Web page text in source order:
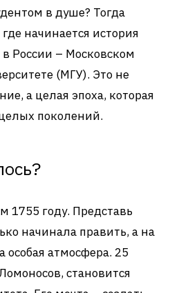
в душе? Тогда
начинается история
России – Московском
(МГУ). Это не
а целая эпоха, которая
поколений.
1755 году. Представь
начинала править, а на
атмосфера. 25
становится